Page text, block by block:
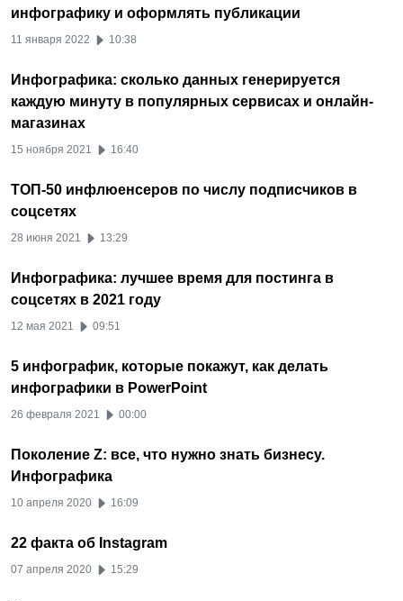
инфографику и оформлять публикации
11 января 2022 10:38
Инфографика: сколько данных генерируется
каждую минуту в популярных сервисах и онлайн-
магазинах
15 ноября 2021 16:40
ТОП-50 инфлюенсеров по числу подписчиков в
соцсетях
28 июня 2021 13:29
Инфографика: лучшее время для постинга в
соцсетях в 2021 году
12 мая 2021 09:51
5 инфографик, которые покажут, как делать
инфографики в PowerPoint
26 февраля 2021 00:00
Поколение Z: все, что нужно знать бизнесу.
Инфографика
10 апреля 2020 16:09
22 факта об Instagram
07 апреля 2020 15:29